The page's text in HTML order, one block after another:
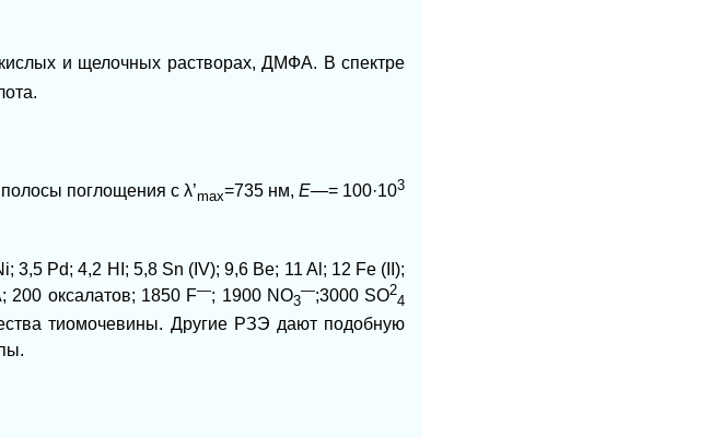
и щелочных растворах, ДМФА. В спектре
полосы поглощения сλ’mах=735 нм,Е—= 100·103
3,5 Pd; 4,2 HI; 5,8 Sn (IV); 9,6 Be; 11 Al; 12 Fe (II);
оксалатов; 1850 F—; 1900 NO3
—;3000 SO2
4
тиомочевины. Другие РЗЭ дают подобную